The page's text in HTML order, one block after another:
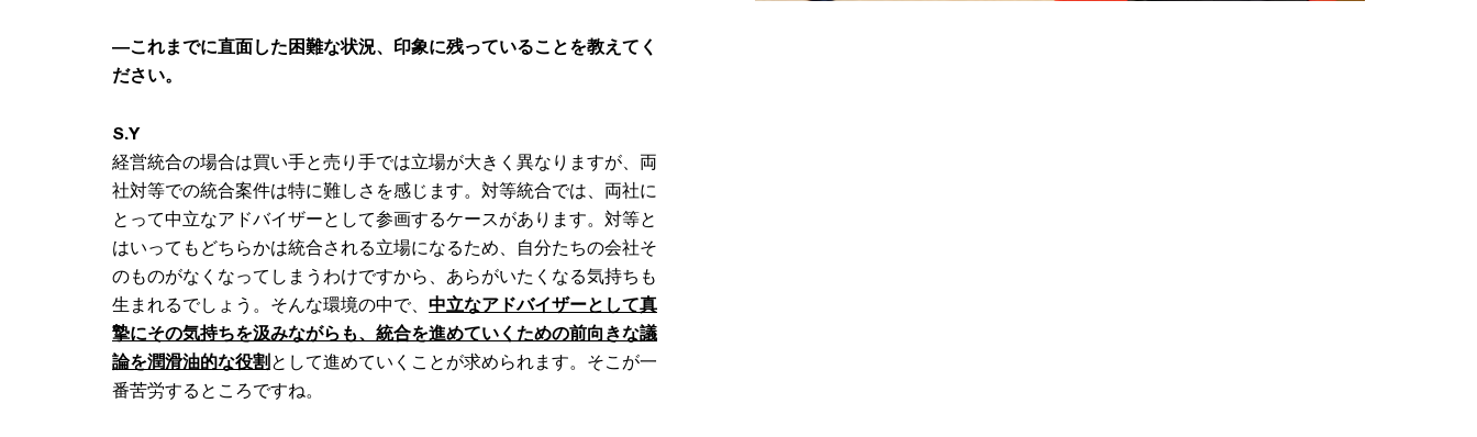
―これまでに直面した困難な状況、印象に残っていることを教えてく
ださい。
S.Y
経営統合の場合は買い手と売り手では立場が大きく異なりますが、両
社対等での統合案件は特に難しさを感じます。対等統合では、両社に
とって中立なアドバイザーとして参画するケースがあります。対等と
はいってもどちらかは統合される立場になるため、自分たちの会社そ
のものがなくなってしまうわけですから、あらがいたくなる気持ちも
生まれるでしょう。そんな環境の中で、 中立なアドバイザーとして真
摯にその気持ちを汲みながらも、統合を進めていくための前向きな議
論を潤滑油的な役割 として進めていくことが求められます。そこが一
番苦労するところですね。